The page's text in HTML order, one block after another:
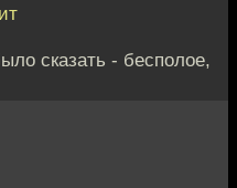
сказать - бесполое,